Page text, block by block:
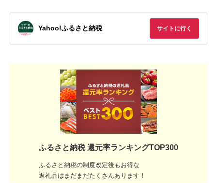
Yahoo!ふるさと納税 サイトに行く
ふるさと納税 還元率ランキングTOP300
ふるさと納税の制度改定後もお得な
返礼品はまだまだたくさんあります！